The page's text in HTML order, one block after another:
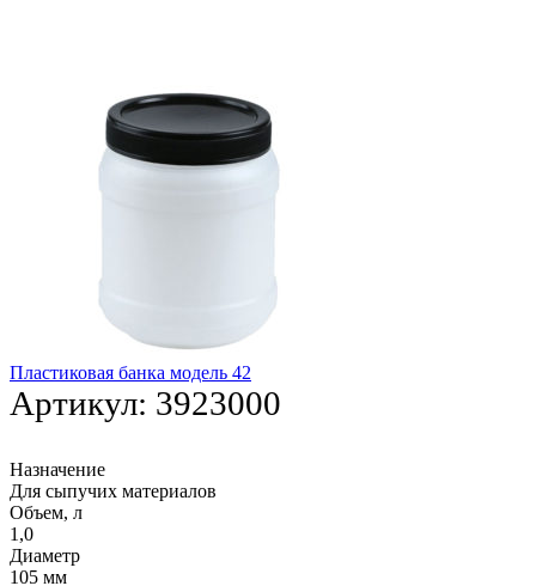
Пластиковая банка модель 42
Артикул: 3923000
Назначение
Для сыпучих материалов
Объем, л
1,0
Диаметр
105 мм